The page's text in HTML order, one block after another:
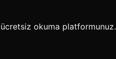
okuma platformunuz.